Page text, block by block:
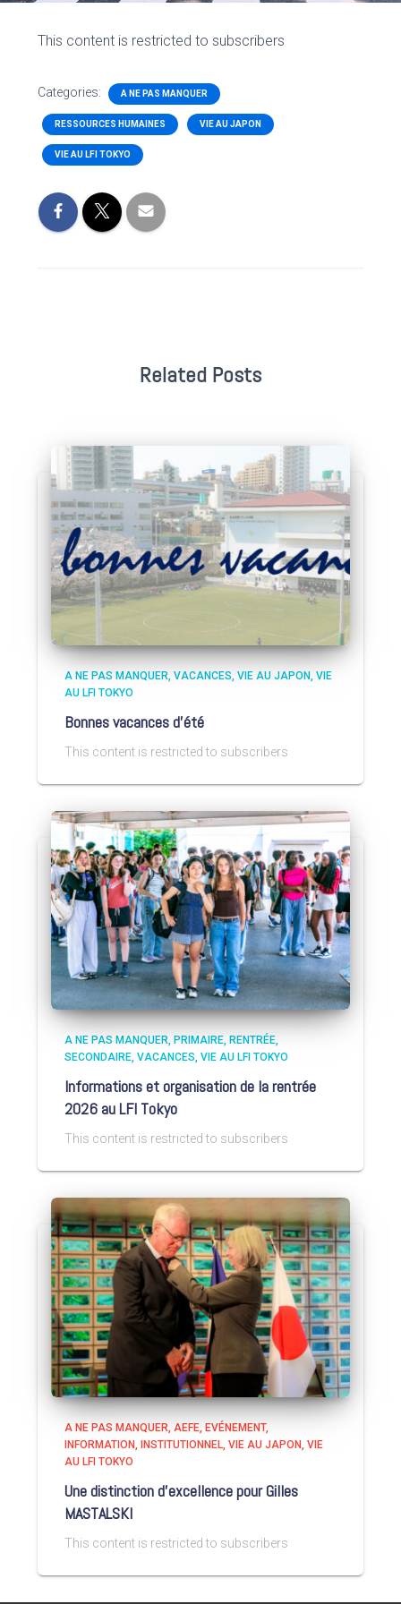
This content is restricted to subscribers
Categories: A NE PAS MANQUER
RESSOURCES HUMAINES VIE AU JAPON
VIE AU LFI TOKYO
Related Posts
A NE PAS MANQUER VACANCES VIE AU JAPON VIE
AU LFI TOKYO
Bonnes vacances d’été
This content is restricted to subscribers
A NE PAS MANQUER PRIMAIRE RENTRÉE
SECONDAIRE VACANCES VIE AU LFI TOKYO
Informations et organisation de la rentrée
2026 au LFI Tokyo
This content is restricted to subscribers
A NE PAS MANQUER AEFE EVÉNEMENT
INFORMATION
INSTITUTIONNEL VIE AU JAPON VIE
AU LFI TOKYO
Une distinction d’excellence pour Gilles
MASTALSKI
This content is restricted to subscribers